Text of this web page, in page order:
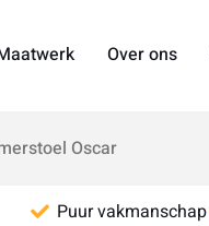
Over ons
Oscar
Puur vakmanschap